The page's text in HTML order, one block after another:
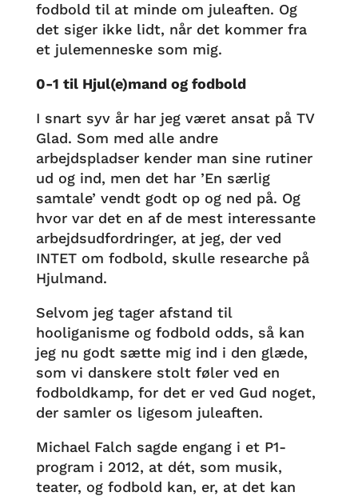
fodbold til at minde om juleaften. Og
det siger ikke lidt, når det kommer fra
et julemenneske som mig.
0-1 til Hjul(e)mand og fodbold
I snart syv år har jeg været ansat på TV
Glad. Som med alle andre
arbejdspladser kender man sine rutiner
ud og ind, men det har ’En særlig
samtale’ vendt godt op og ned på. Og
hvor var det en af de mest interessante
arbejdsudfordringer, at jeg, der ved
INTET om fodbold, skulle researche på
Hjulmand.
Selvom jeg tager afstand til
hooliganisme og fodbold odds, så kan
jeg nu godt sætte mig ind i den glæde,
som vi danskere stolt føler ved en
fodboldkamp, for det er ved Gud noget,
der samler os ligesom juleaften.
Michael Falch sagde engang i et P1-
program i 2012, at dét, som musik,
teater, og fodbold kan, er, at det kan